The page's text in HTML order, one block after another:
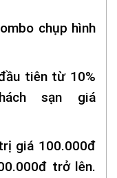
chụp hình
tiên từ 10%
sạn giá
giá 100.000đ
trở lên.